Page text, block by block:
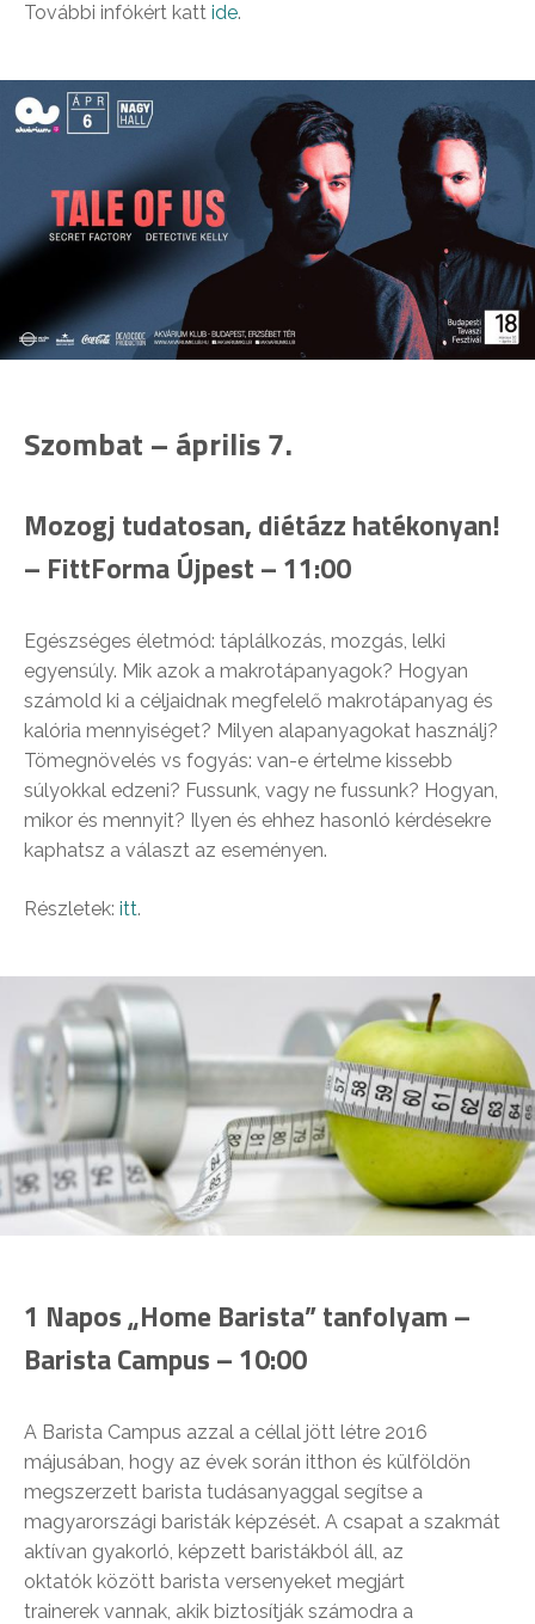
További infókért katt ide.
Szombat – április 7.
Mozogj tudatosan, diétázz hatékonyan!
– FittForma Újpest – 11:00
Egészséges életmód: táplálkozás, mozgás, lelki
egyensúly. Mik azok a makrotápanyagok? Hogyan
számold ki a céljaidnak megfelelő makrotápanyag és
kalória mennyiséget? Milyen alapanyagokat használj?
Tömegnövelés vs fogyás: van-e értelme kissebb
súlyokkal edzeni? Fussunk, vagy ne fussunk? Hogyan,
mikor és mennyit? Ilyen és ehhez hasonló kérdésekre
kaphatsz a választ az eseményen.
Részletek: itt.
1 Napos „Home Barista” tanfolyam –
Barista Campus – 10:00
A Barista Campus azzal a céllal jött létre 2016
májusában, hogy az évek során itthon és külföldön
megszerzett barista tudásanyaggal segítse a
magyarországi baristák képzését. A csapat a szakmát
aktívan gyakorló, képzett baristákból áll, az
oktatók között barista versenyeket megjárt
trainerek vannak, akik biztosítják számodra a